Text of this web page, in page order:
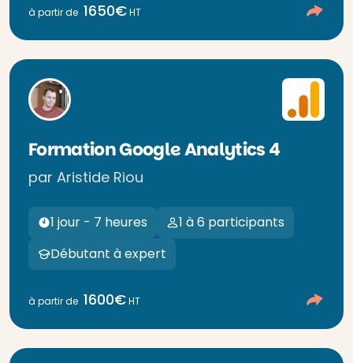
à partir de 1650€HT
Formation Google Analytics 4
par Aristide Riou
1 jour - 7 heures
1 à 6 participants
Débutant à expert
à partir de 1600€HT